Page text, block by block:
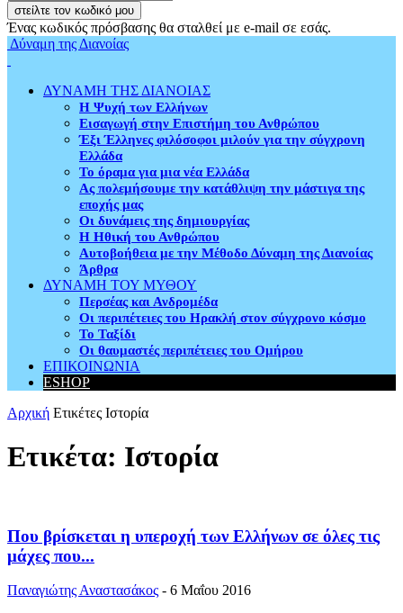
Ένας κωδικός πρόσβασης θα σταλθεί με e-mail σε εσάς.
Δύναμη της Διανοίας
ΔΥΝΑΜΗ ΤΗΣ ΔΙΑΝΟΙΑΣ
Η Ψυχή των Ελλήνων
Εισαγωγή στην Επιστήμη του Ανθρώπου
Έξι Έλληνες φιλόσοφοι μιλούν για την σύγχρονη
Ελλάδα
Το όραμα για μια νέα Ελλάδα
Ας πολεμήσουμε την κατάθλιψη την μάστιγα της
εποχής μας
Οι δυνάμεις της δημιουργίας
Η Ηθική του Ανθρώπου
Αυτοβοήθεια με την Μέθοδο Δύναμη της Διανοίας
Άρθρα
ΔΥΝΑΜΗ ΤΟΥ ΜΥΘΟΥ
Περσέας και Ανδρομέδα
Οι περιπέτειες του Ηρακλή στον σύγχρονο κόσμο
Το Ταξίδι
Οι θαυμαστές περιπέτειες του Ομήρου
ΕΠΙΚΟΙΝΩΝΙΑ
ESHOP
Αρχική Ετικέτες Ιστορία
Ετικέτα: Ιστορία
Που βρίσκεται η υπεροχή των Ελλήνων σε όλες τις
μάχες που...
Παναγιώτης Αναστασάκος - 6 Μαΐου 2016